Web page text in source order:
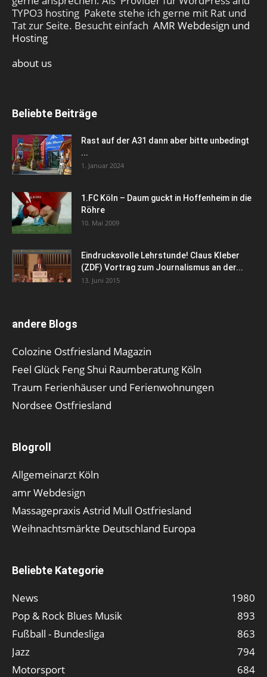
TYPO3 hosting Pakete stehe ich gerne mit Rat und
Tat zur Seite. Besucht einfach AMR Webdesign und
Hosting
about us
Beliebte Beiträge
Rast auf der A31 dann aber bitte unbedingt
...
1. Januar 2024
1.FC Köln – Daum guckt in Hoffenheim in die
Röhre
10. Mai 2009
Eindrucksvolle Lehrstunde! Claus Kleber
(ZDF) Vortrag zum Journalismus an der...
13. Juni 2015
andere Blogs
Colozine Ostfriesland Magazin
Feel Glück Feng Shui Raumberatung Köln
Traum Ferienhäuser und Ferienwohnungen
Nordsee Ostfriesland
Blogroll
Allgemeinarzt Köln
amr Webdesign
Massagepraxis Astrid Mull Ostfriesland
Weihnachtsmärkte Deutschland Europa
Beliebte Kategorie
News
1980
Pop & Rock Blues Musik
893
Fußball - Bundesliga
863
Jazz
794
Motorsport
684